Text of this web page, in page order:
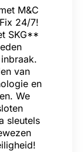
M&C
24/7!
SKG**
van
en
We
sleutels